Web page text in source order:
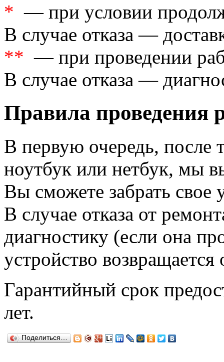
* — при условии
В случае отказа —
** — при проведении
В случае отказа —
Правила проведения
В первую очередь, после
ноутбук или нетбук, мы
Вы сможете забрать свое
В случае отказа от
диагностику (если она
устройство возвращается
Гарантийный срок
лет.
Поделиться…